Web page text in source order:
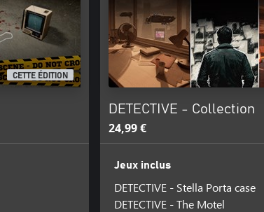
CETTE ÉDITION
DETECTIVE - Collection
24,99 €
Jeux inclus
DETECTIVE - Stella Porta case
DETECTIVE - The Motel